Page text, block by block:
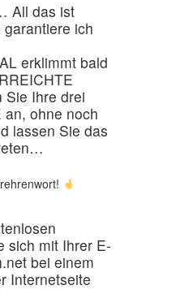
All das ist
ich
erklimmt bald
Sie Ihre drei
an, ohne noch
lassen Sie das
sich mit Ihrer E-
bei einem
Internetseite